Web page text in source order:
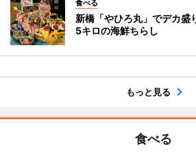
食べる
新橋「やひろ丸」でデカ
5キロの海鮮ちらし
もっと見る
食べる